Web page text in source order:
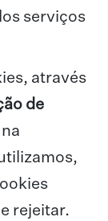
serviços
através
de
rejeitar.